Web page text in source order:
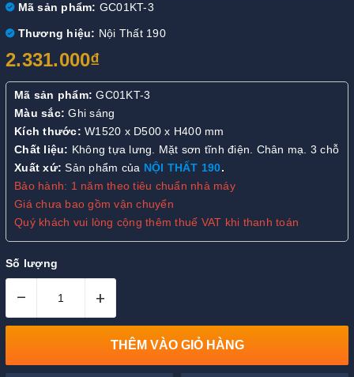
Mã sản phẩm: GC01KT-3
Thương hiệu: Nội Thất 190
2.331.000₫
Mã sản phẩm: GC01KT-3
Màu sắc: Ghi sáng
Kích thước: W1520 x D500 x H400 mm
Chất liệu: Không tựa lưng. Mặt sơn tĩnh điện. Chân mạ. 3 chỗ
Xuất xứ: Sản phẩm của NỘI THẤT 190.
Bảo hành: 1 năm theo tiêu chuẩn nhà máy
Giá chưa bao gồm vận chuyển
Quý khách vui lòng cộng thêm thuế VAT khi thanh toán
Số lượng
– +
THÊM VÀO GIỎ HÀNG